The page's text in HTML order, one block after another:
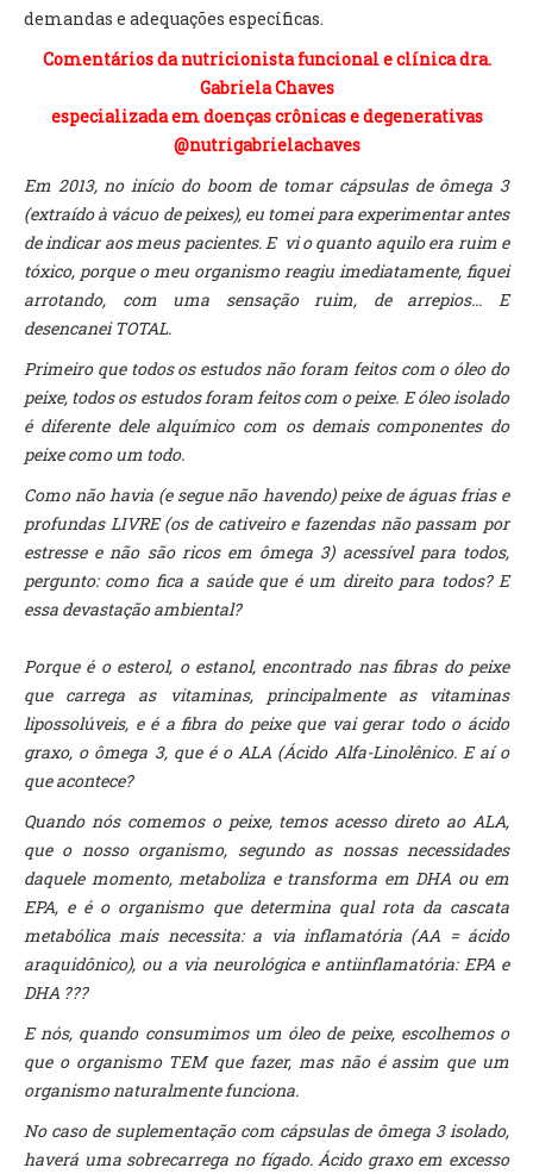
demandas e adequações específicas.
Comentários da nutricionista funcional e clínica dra.
Gabriela Chaves
especializada em doenças crônicas e degenerativas
@nutrigabrielachaves
Em 2013, no início do boom de tomar cápsulas de ômega 3
(extraído à vácuo de peixes), eu tomei para experimentar antes
de indicar aos meus pacientes. E vi o quanto aquilo era ruim e
tóxico, porque o meu organismo reagiu imediatamente, fiquei
arrotando, com uma sensação ruim, de arrepios... E
desencanei TOTAL.
Primeiro que todos os estudos não foram feitos com o óleo do
peixe, todos os estudos foram feitos com o peixe. E óleo isolado
é diferente dele alquímico com os demais componentes do
peixe como um todo.
Como não havia (e segue não havendo) peixe de águas frias e
profundas LIVRE (os de cativeiro e fazendas não passam por
estresse e não são ricos em ômega 3) acessível para todos,
pergunto: como fica a saúde que é um direito para todos? E
essa devastação ambiental?
Porque é o esterol, o estanol, encontrado nas fibras do peixe
que carrega as vitaminas, principalmente as vitaminas
lipossolúveis, e é a fibra do peixe que vai gerar todo o ácido
graxo, o ômega 3, que é o ALA (Ácido Alfa-Linolênico. E aí o
que acontece?
Quando nós comemos o peixe, temos acesso direto ao ALA,
que o nosso organismo, segundo as nossas necessidades
daquele momento, metaboliza e transforma em DHA ou em
EPA, e é o organismo que determina qual rota da cascata
metabólica mais necessita: a via inflamatória (AA = ácido
araquidônico), ou a via neurológica e antiinflamatória: EPA e
DHA ???
E nós, quando consumimos um óleo de peixe, escolhemos o
que o organismo TEM que fazer, mas não é assim que um
organismo naturalmente funciona.
No caso de suplementação com cápsulas de ômega 3 isolado,
haverá uma sobrecarrega no fígado. Ácido graxo em excesso